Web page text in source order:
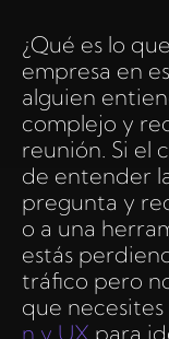
¿Qué es lo
empresa en
alguien
complejo y
reunión. Si el
de entender
pregunta y
o a una
estás
tráfico pero
que necesites
n y UX para